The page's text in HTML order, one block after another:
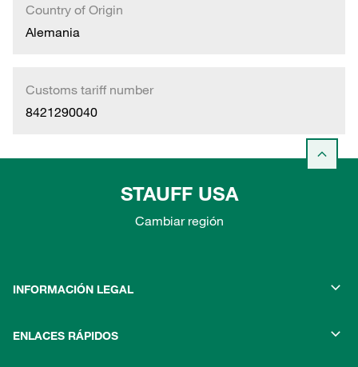
Country of Origin
Alemania
Customs tariff number
8421290040
STAUFF USA
Cambiar región
INFORMACIÓN LEGAL
ENLACES RÁPIDOS